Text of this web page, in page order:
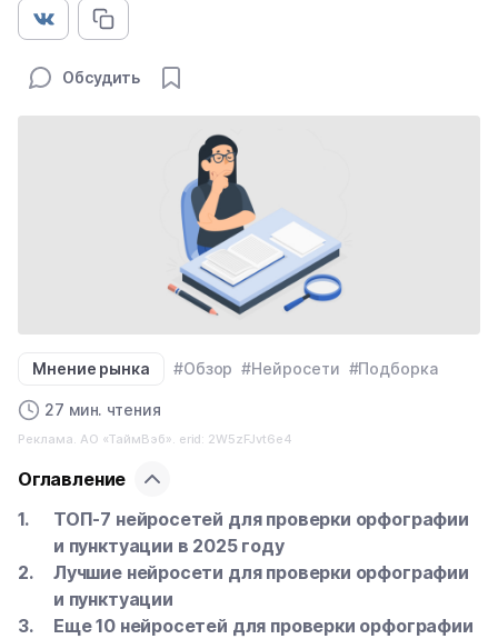
Обсудить
Мнение рынка #Обзор #Нейросети #Подборка
27 мин. чтения
Реклама. АО «ТаймВэб». erid: 2W5zFJvt6e4
Оглавление
ТОП-7 нейросетей для проверки орфографии
и пунктуации в 2025 году
Лучшие нейросети для проверки орфографии
и пунктуации
Еще 10 нейросетей для проверки орфографии